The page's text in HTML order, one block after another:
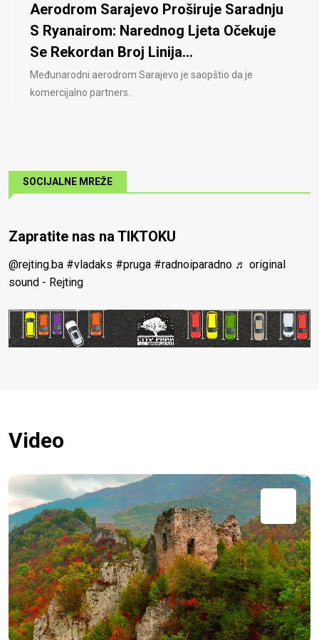
Aerodrom Sarajevo Proširuje Saradnju
S Ryanairom: Narednog Ljeta Očekuje
Se Rekordan Broj Linija...
Međunarodni aerodrom Sarajevo je saopštio da je
komercijalno partners..
SOCIJALNE MREŽE
Zapratite nas na TIKTOKU
@rejting.ba #vladaks #pruga #radnoiparadno ♬ original
sound - Rejting
Video